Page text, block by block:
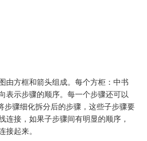
由方框和箭头组成。每个方柜：中书
表示步骤的顺序。每一个步骤还可以
步骤细化拆分后的步骤，这些子步骤要
连接，如果子步骤间有明显的顺序，
接起来。